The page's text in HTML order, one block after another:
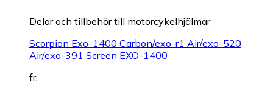
Delar och tillbehör till motorcykelhjälmar
Scorpion Exo-1400 Carbon/exo-r1 Air/exo-520
Air/exo-391 Screen EXO-1400
fr.